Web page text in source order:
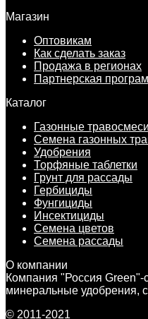
Магазин
Оптовикам
Как сделать заказ
Продажа в регионах
Партнерская
Каталог
Газонные травосмеси
Семена газонных
Удобрения
Торфяные таблетки
Грунт для рассады
Гербициды
Фунгициды
Инсектициды
Семена цветов
Семена рассады
О компании
Компания "Россия Green"-
минеральные удобрения,
© 2011-2021